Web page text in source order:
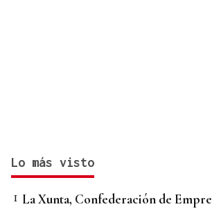
Lo más visto
La Xunta, Confederación de